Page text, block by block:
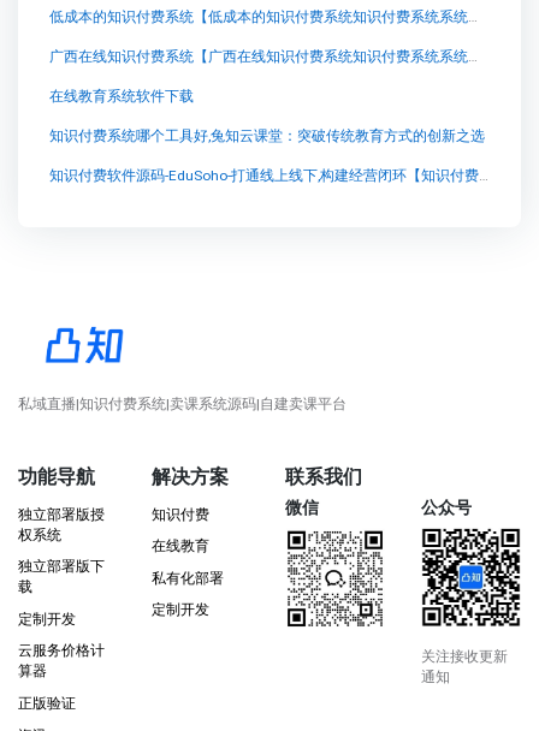
低成本的知识付费系统【低成本的知识付费系统知识付费系统系统怎么制作，知识付费系统搭建使用教程】
广西在线知识付费系统【广西在线知识付费系统知识付费系统系统怎么制作，知识付费系统搭建使用教程】
在线教育系统软件下载
知识付费系统哪个工具好,兔知云课堂：突破传统教育方式的创新之选
知识付费软件源码-EduSoho-打通线上线下,构建经营闭环【知识付费软件源码-EduSoho-打通线上线下,构建经营闭环知识付费系统系统怎么制作，知识付费系统搭建使用教程】
私域直播|知识付费系统|卖课系统源码|自建卖课平台
功能导航
独立部署版授
权系统
独立部署版下
载
定制开发
云服务价格计
算器
正版验证
解决方案
知识付费
在线教育
私有化部署
定制开发
联系我们
微信 公众号
关注接收更新
通知